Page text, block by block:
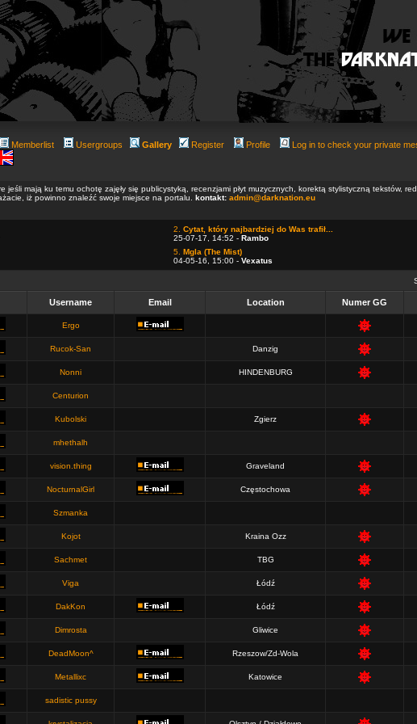
Memberlist Usergroups Gallery Register Profile Log in to check your private
jeśli mają ku temu ochotę zajęły się publicystyką, recenzjami płyt muzycznych, korektą stylistyczną tekstów,
iż powinno znaleźć swoje miejsce na portalu. kontakt: admin@darknation.eu
2. Cytat, który najbardziej do Was trafił...
25-07-17, 14:52 - Rambo
5. Mgla (The Mist)
04-05-16, 15:00 - Vexatus
Username Email Location Numer GG
Ergo
Rucok-San Danzig
Nonni HINDENBURG
Centurion
Kubolski Zgierz
mhethalh
vision.thing Graveland
NocturnalGirl Częstochowa
Szmanka
Kojot Kraina Ozz
Sachmet TBG
Viga Łódź
DakKon Łódź
Dimrosta Gliwice
DeadMoon^ Rzeszow/Zd-Wola
Metallixc Katowice
sadistic pussy